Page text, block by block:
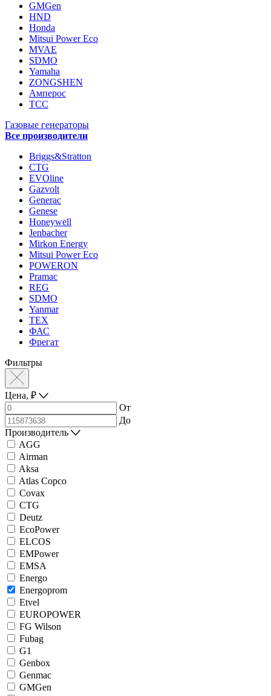
GMGen
HND
Honda
Mitsui Power Eco
MVAE
SDMO
Yamaha
ZONGSHEN
Амперос
ТСС
Газовые генераторы
Все производители
Briggs&Stratton
CTG
EVOline
Gazvolt
Generac
Genese
Honeywell
Jenbacher
Mirkon Energy
Mitsui Power Eco
POWERON
Pramac
REG
SDMO
Yanmar
ТЕХ
ФАС
Фрегат
Фильтры
Цена, ₽
От
До
Производитель
AGG
Airman
Aksa
Atlas Copco
Covax
CTG
Deutz
EcoPower
ELCOS
EMPower
EMSA
Energo
Energoprom
Etvel
EUROPOWER
FG Wilson
Fubag
G1
Genbox
Genmac
GMGen